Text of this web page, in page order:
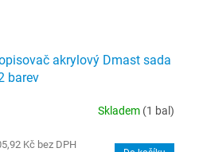
akrylový Dmast sada
barev
Skladem (1 bal)
Kč bez DPH